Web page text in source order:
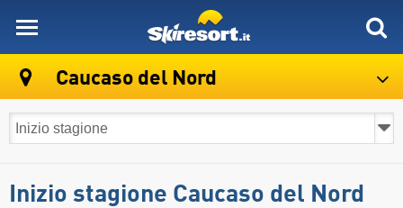
Caucaso del Nord
Inizio stagione Caucaso del Nord